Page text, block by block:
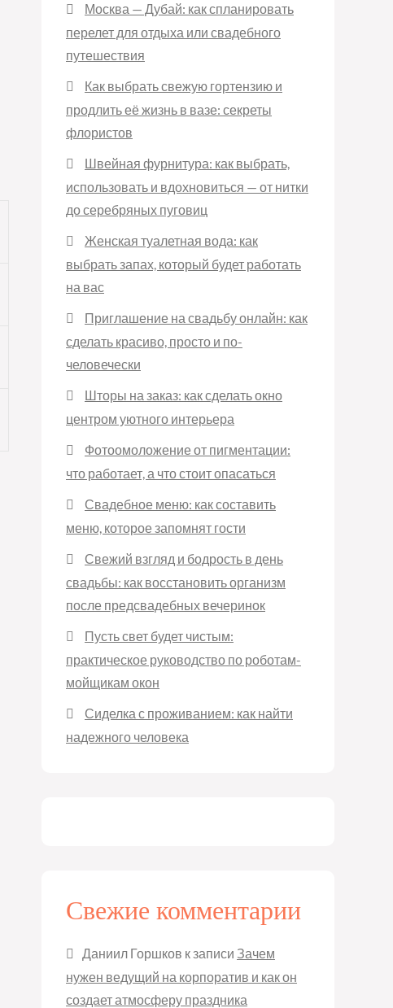
Москва — Дубай: как спланировать
перелет для отдыха или свадебного
путешествия
Как выбрать свежую гортензию и
продлить её жизнь в вазе: секреты
флористов
Швейная фурнитура: как выбрать,
использовать и вдохновиться — от нитки
до серебряных пуговиц
Женская туалетная вода: как
выбрать запах, который будет работать
на вас
Приглашение на свадьбу онлайн: как
сделать красиво, просто и по-
человечески
Шторы на заказ: как сделать окно
центром уютного интерьера
Фотоомоложение от пигментации:
что работает, а что стоит опасаться
Свадебное меню: как составить
меню, которое запомнят гости
Свежий взгляд и бодрость в день
свадьбы: как восстановить организм
после предсвадебных вечеринок
Пусть свет будет чистым:
практическое руководство по роботам-
мойщикам окон
Сиделка с проживанием: как найти
надежного человека
Свежие комментарии
Даниил Горшков к записи Зачем
нужен ведущий на корпоратив и как он
создает атмосферу праздника